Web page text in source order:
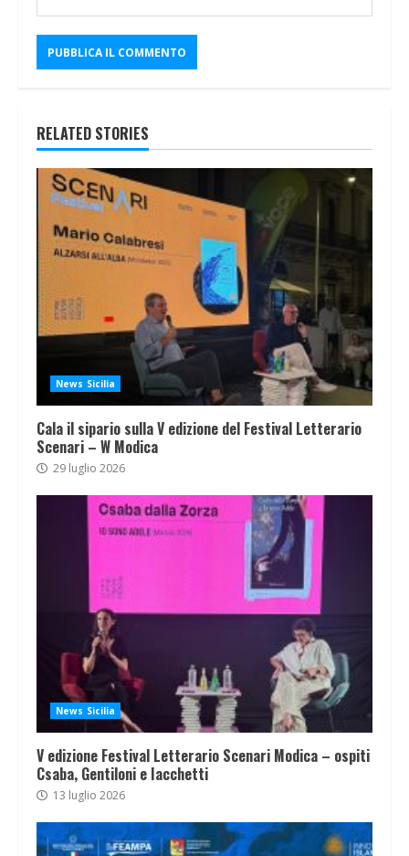
RELATED STORIES
News Sicilia
Cala il sipario sulla V edizione del Festival Letterario
Scenari – W Modica
29 luglio 2026
News Sicilia
V edizione Festival Letterario Scenari Modica – ospiti
Csaba, Gentiloni e Iacchetti
13 luglio 2026